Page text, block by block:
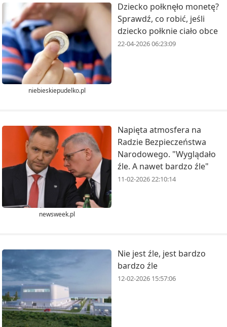
niebieskiepudelko.pl
Dziecko połknęło monetę?
Sprawdź, co robić, jeśli
dziecko połknie ciało obce
22-04-2026 06:23:09
newsweek.pl
Napięta atmosfera na
Radzie Bezpieczeństwa
Narodowego. "Wyglądało
źle. A nawet bardzo źle"
11-02-2026 22:10:14
Nie jest źle, jest bardzo
bardzo źle
12-02-2026 15:57:06